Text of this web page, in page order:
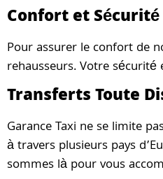
Confort et
Pour assurer le confort de
rehausseurs. Votre
Transferts Toute
Garance Taxi ne se limite
à travers plusieurs pays
sommes là pour vous